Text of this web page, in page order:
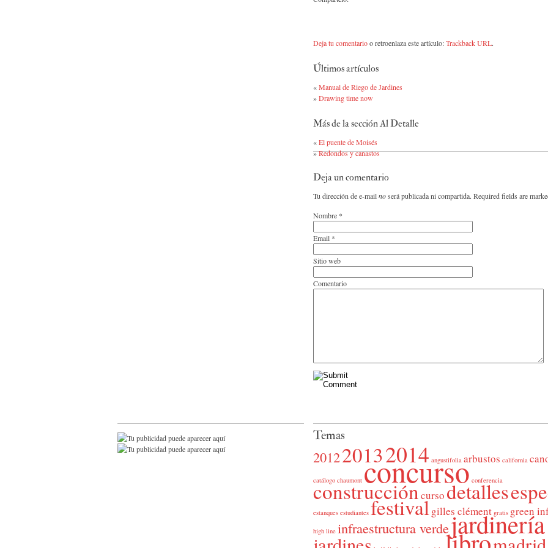
Deja tu comentarioo retroenlaza este artículo:Trackback URL.
Últimos artículos
«Manual de Riego de Jardines
»Drawing time now
Más de la sección Al Detalle
«El puente de Moisés
»Redondos y canastos
Deja un comentario
Tu dirección de e-mailnoserá publicada ni compartida. Required fields are
Nombre *
Email *
Sitio web
Comentario
Temas
201220132014 angustifolia arbustos california
catálogo chaumont concurso conferencia
construccióncursodetalles
estanques estudiantes festivalgilles clément gratis green
high line infraestructura verdejardinería